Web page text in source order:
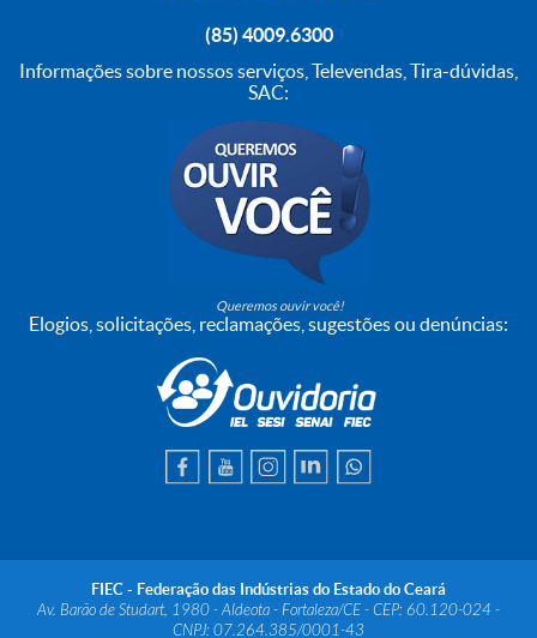
(85) 4009.6300
Informações sobre nossos serviços, Televendas, Tira-dúvidas,
SAC:
Queremos ouvir você!
Elogios, solicitações, reclamações, sugestões ou denúncias:
FIEC - Federação das Indústrias do Estado do Ceará
Av. Barão de Studart, 1980 - Aldeota - Fortaleza/CE - CEP: 60.120-024 -
CNPJ: 07.264.385/0001-43